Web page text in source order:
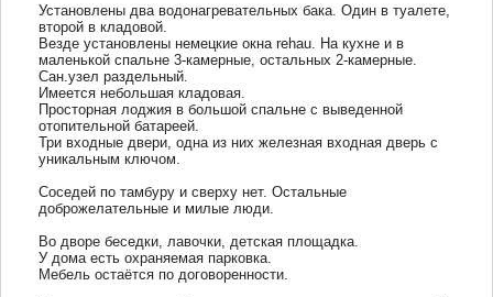
Установлены два водонагревательных бака. Один в туалете,
второй в кладовой.
Везде установлены немецкие окна rehau. На кухне и в
маленькой спальне 3-камерные, остальных 2-камерные.
Сан.узел раздельный.
Имеется небольшая кладовая.
Просторная лоджия в большой спальне с выведенной
отопительной батареей.
Три входные двери, одна из них железная входная дверь с
уникальным ключом.
Соседей по тамбуру и сверху нет. Остальные
доброжелательные и милые люди.
Во дворе беседки, лавочки, детская площадка.
У дома есть охраняемая парковка.
Мебель остаётся по договоренности.